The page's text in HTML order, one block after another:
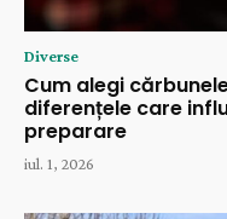
Diverse
Cum alegi
diferențele care
preparare
iul. 1, 2026